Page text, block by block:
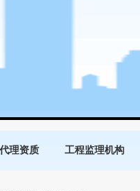
理资质 工程监理机构